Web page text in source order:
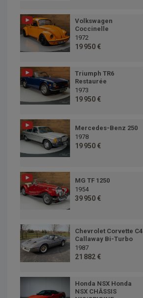
Volkswagen
Coccinelle
1972
19 950 €
Triumph TR6
Restaurée
1973
19 950 €
Mercedes-Benz 250
1978
19 950 €
MG TF 1250
1954
39 950 €
Chevrolet Corvette C4
Callaway Bi-Turbo
1987
21 882 €
Honda NSX Honda
NSX CHÂSSIS